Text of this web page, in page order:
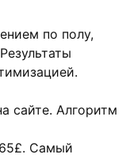
по полу,
сайте. Алгоритм
Самый